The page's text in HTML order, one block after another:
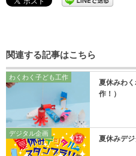
関連する記事はこちら
わくわく子ども工作
夏休みわ
作！）
デジタル企画
夏休みデ